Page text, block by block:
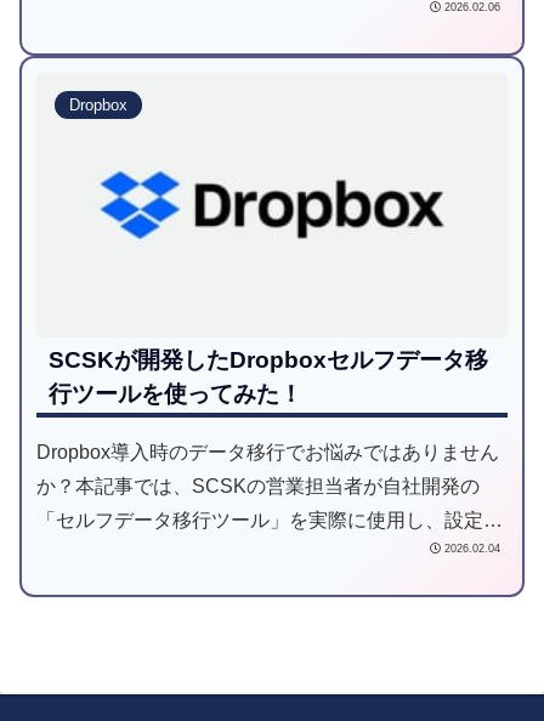
レベル差分同期」の解説やUI/UXの違い、導入による
点で選定を支援します。
2026.02.06
Dropbox
SCSKが開発したDropboxセルフデータ移
行ツールを使ってみた！
Dropbox導入時のデータ移行でお悩みではありません
か？本記事では、SCSKの営業担当者が自社開発の
「セルフデータ移行ツール」を実際に使用し、設定の
しやすさから転送パフォーマンスまで徹底レビュー。
2026.02.04